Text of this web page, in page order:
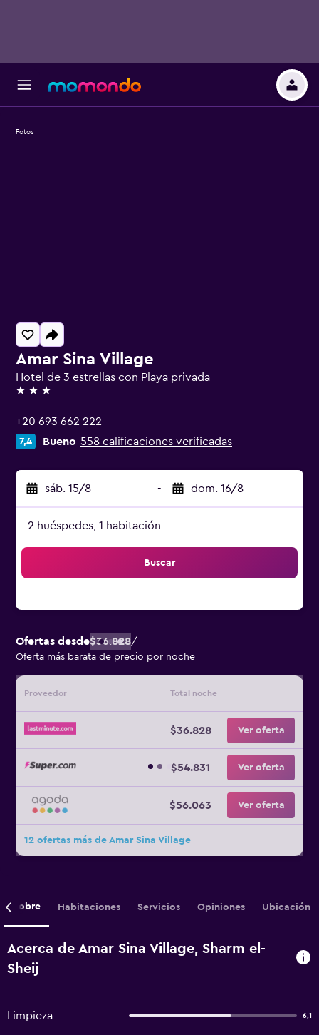
Amar Sina Village
Hotel de 3 estrellas con Playa privada
3 estrellas
+20 693 662 222
7,4 Bueno 558 calificaciones verificadas
sáb. 15/8 - dom. 16/8
2 huéspedes, 1 habitación
Buscar
Ofertas desde$36.828/
Oferta más barata de precio por noche
Proveedor Total noche
$36.828 Ver oferta
$54.831 Ver oferta
$56.063 Ver oferta
12 ofertas más de Amar Sina Village
Fotos
Sobre Habitaciones Servicios Opiniones Ubicación
Acerca de Amar Sina Village, Sharm el-
Sheij
Limpieza 6,1